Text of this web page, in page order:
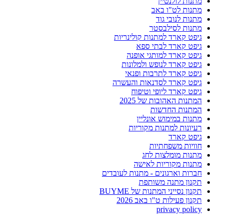
מתנות לט"ו באב
מתנות לנובי גוד
מתנות לסילבסטר
גיפט קארד למתנות קולינריות
גיפט קארד לבתי ספא
גיפט קארד למותגי אופנה
גיפט קארד לנופש ולמלונות
גיפט קארד לתרבות ופנאי
גיפט קארד לסדנאות והעשרה
גיפט קארד ליופי וטיפוח
המתנות האהובות של 2025
המתנות החדשות
מתנות במימוש אונליין
רעיונות למתנות מקוריות
גיפט קארד
חוויות משפחתיות
מתנות מומלצות לחג
מתנות מקוריות לאישה
חברות וארגונים - מתנות לעובדים
תקנון מתנה משותפת
תקנון נסייני המתנות של BUYME
תקנון פעילות ט"ו באב 2026
privacy policy